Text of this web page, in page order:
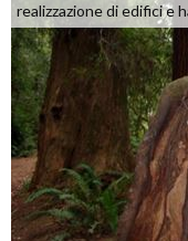
realizzazione di edifici e